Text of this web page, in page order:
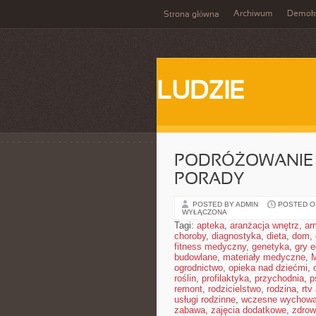
Strona główna Archiwum
LUDZIE
PORADY
POSTED BY ADMIN POSTED
WYŁĄCZONA
Tagi: apteka, aranżacja wnętrz,
choroby, diagnostyka, dieta, dom,
fitness medyczny, genetyka, gry
budowlane, materiały medyczne,
ogrodnictwo, opieka nad dziećmi,
roślin, profilaktyka, przychodnia,
remont, rodzicielstwo, rodzina, rtv
usługi rodzinne, wczesne
zabawa, zajęcia dodatkowe,